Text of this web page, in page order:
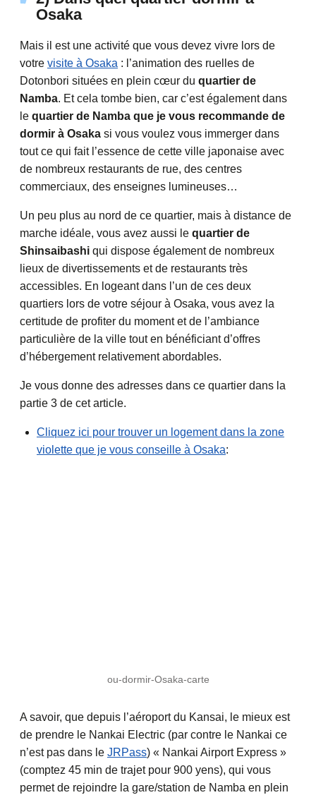
Osaka
Mais il est une activité que vous devez vivre lors de
votre visite à Osaka : l’animation des ruelles de
Dotonbori situées en plein cœur du quartier de
Namba. Et cela tombe bien, car c’est également dans
le quartier de Namba que je vous recommande de
dormir à Osaka si vous voulez vous immerger dans
tout ce qui fait l’essence de cette ville japonaise avec
de nombreux restaurants de rue, des centres
commerciaux, des enseignes lumineuses…
Un peu plus au nord de ce quartier, mais à distance de
marche idéale, vous avez aussi le quartier de
Shinsaibashi qui dispose également de nombreux
lieux de divertissements et de restaurants très
accessibles. En logeant dans l’un de ces deux
quartiers lors de votre séjour à Osaka, vous avez la
certitude de profiter du moment et de l’ambiance
particulière de la ville tout en bénéficiant d’offres
d’hébergement relativement abordables.
Je vous donne des adresses dans ce quartier dans la
partie 3 de cet article.
Cliquez ici pour trouver un logement dans la zone
violette que je vous conseille à Osaka:
ou-dormir-Osaka-carte
A savoir, que depuis l’aéroport du Kansai, le mieux est
de prendre le Nankai Electric (par contre le Nankai ce
n’est pas dans le JRPass) « Nankai Airport Express »
(comptez 45 min de trajet pour 900 yens), qui vous
permet de rejoindre la gare/station de Namba en plein